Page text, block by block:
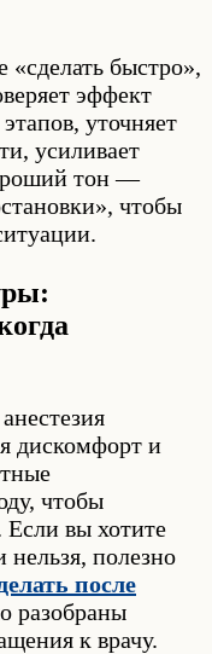
быстро»,
эффект
уточняет
усиливает
тон —
чтобы
дискомфорт и
чтобы
Если вы хотите
полезно
после
разобраны
к врачу.